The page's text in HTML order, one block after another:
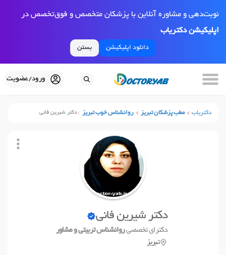
نوبت‌دهی و مشاوره آنلاین با پزشکان متخصص و فوق‌تخصص در
اپلیکیشن دکتریاب
دانلود اپلیکیشن بستن
ورود/عضویت
دکتریاب مطب پزشکان تبریز روانشناس خوب تبریز دکتر شیرین فانی
دکتر شیرین فانی
دکترای تخصصیروانشناس تربیتی و مشاور
تبریز